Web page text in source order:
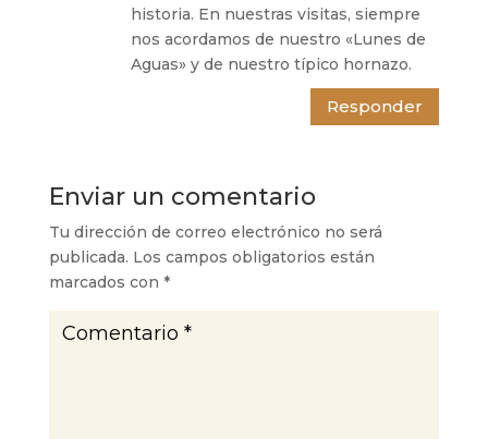
historia. En nuestras visitas, siempre
nos acordamos de nuestro «Lunes de
Aguas» y de nuestro típico hornazo.
Responder
Enviar un comentario
Tu dirección de correo electrónico no será
publicada. Los campos obligatorios están
marcados con *